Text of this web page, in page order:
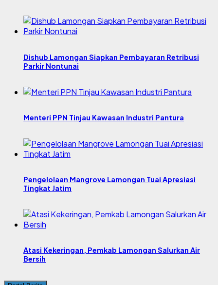
Dishub Lamongan Siapkan Pembayaran Retribusi
Parkir Nontunai
Menteri PPN Tinjau Kawasan Industri Pantura
Pengelolaan Mangrove Lamongan Tuai Apresiasi
Tingkat Jatim
Atasi Kekeringan, Pemkab Lamongan Salurkan Air
Bersih